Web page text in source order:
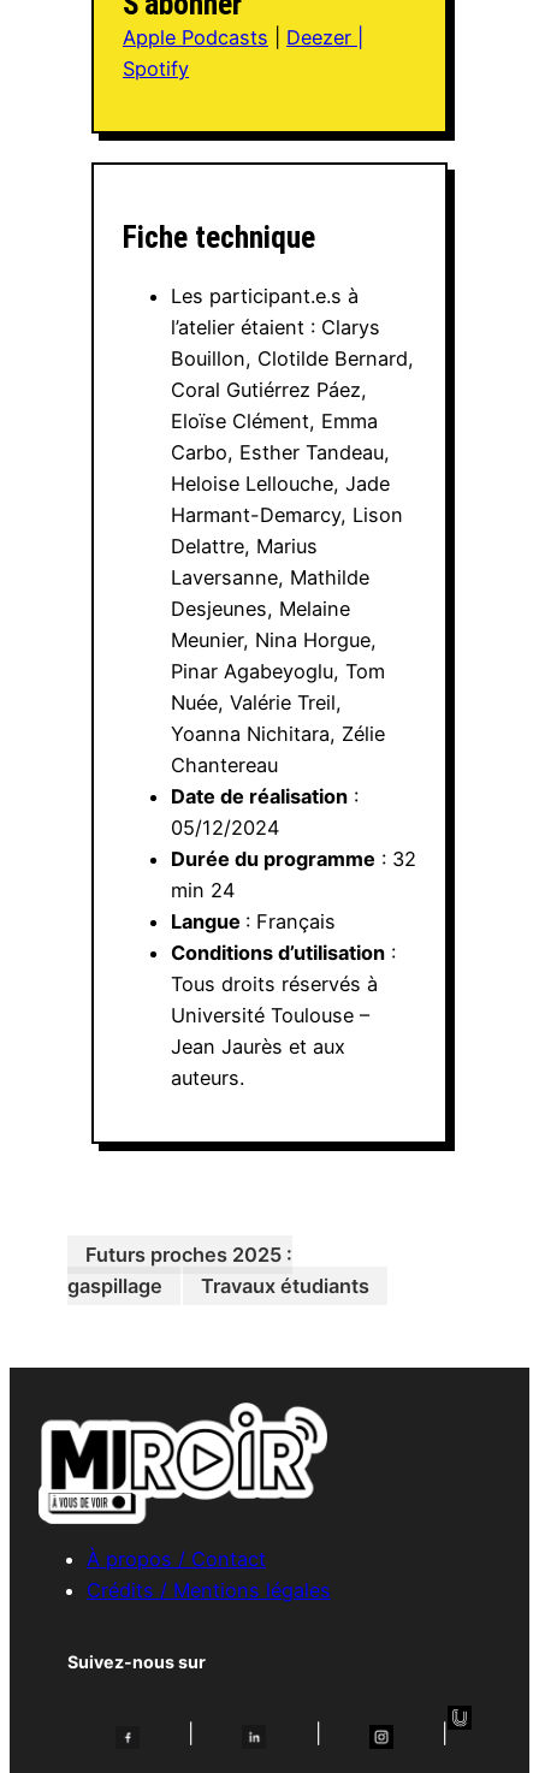
Apple Podcasts Deezer
Spotify
Fiche technique
Les participant.e.s à
l’atelier étaient : Clarys
Bouillon, Clotilde Bernard,
Coral Gutiérrez Páez,
Eloïse Clément, Emma
Carbo, Esther Tandeau,
Heloise Lellouche, Jade
Harmant-Demarcy, Lison
Delattre, Marius
Laversanne, Mathilde
Desjeunes, Melaine
Meunier, Nina Horgue,
Pinar Agabeyoglu, Tom
Nuée, Valérie Treil,
Yoanna Nichitara, Zélie
Chantereau
Date de réalisation :
05/12/2024
Durée du programme : 32
min 24
Langue : Français
Conditions d’utilisation :
Tous droits réservés à
Université Toulouse –
Jean Jaurès et aux
auteurs.
Futurs proches 2025 :
gaspillage
Travaux étudiants
À propos / Contact
Crédits / Mentions légales
Suivez-nous sur